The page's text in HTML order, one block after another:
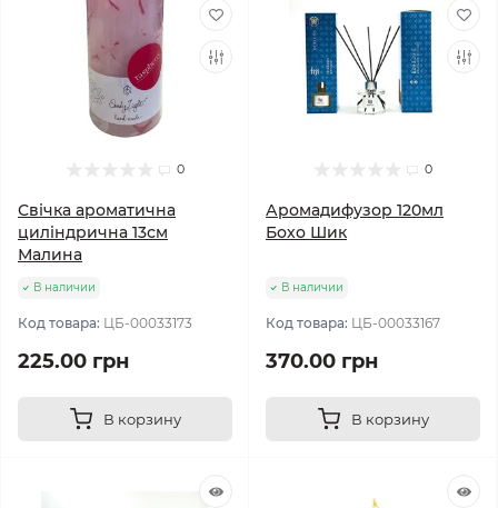
0
Свічка ароматична
циліндрична 13см
Малина
В наличии
Код товара: ЦБ-00033173
225.00 грн
В корзину
0
Аромадифузор 120мл
Бохо Шик
В наличии
Код товара: ЦБ-00033167
370.00 грн
В корзину